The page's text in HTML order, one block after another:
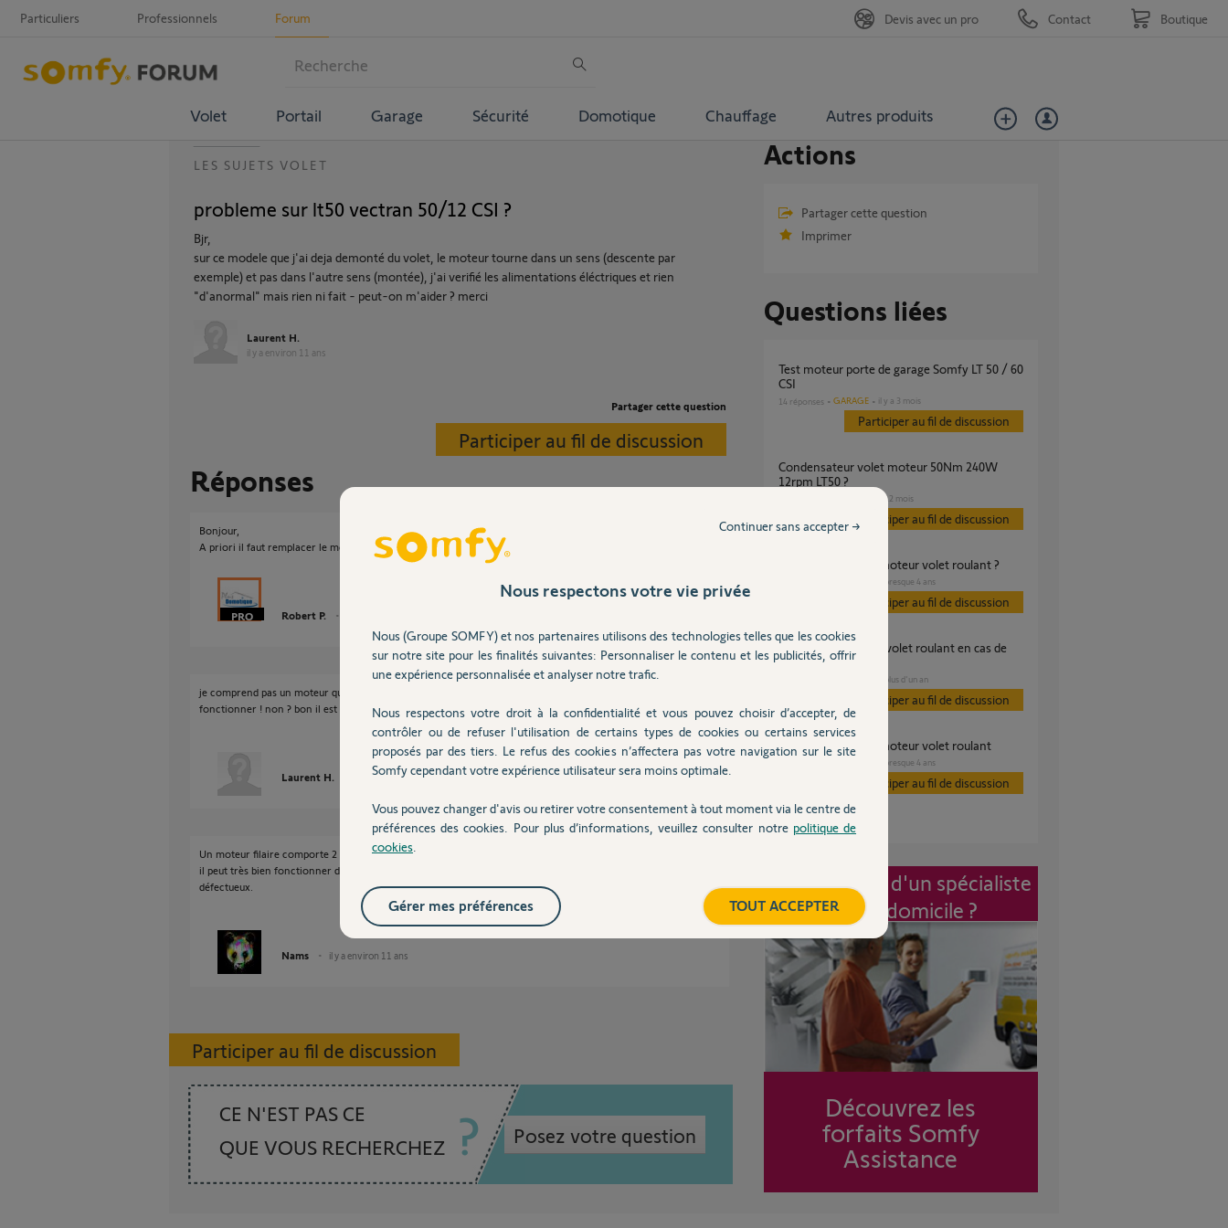
Particuliers Professionnels Forum
Volet Portail Garage Sécurité Domotique Chauffage Autres produits
Devis avec un pro Contact Boutique
LES SUJETS VOLET
probleme sur lt50 vectran 50/12 CSI ?
Bjr,
sur ce modele que j'ai deja demonté du volet, le moteur tourne dans un sens (descente par
exemple) et pas dans l'autre sens (montée), j'ai verifié les alimentations éléctriques et rien
"d'anormal" mais rien ni fait - peut-on m'aider ? merci
Laurent H.
il y a environ 11 ans
Partager cette question
Participer au fil de discussion
Réponses
Bonjour,
A priori il faut remplacer le moteur.
Robert P.
je comprend pas un moteur qui tourne dans un sens, le changement de polarité ne peut que
fonctionner ! non ? bon il est vrai que j'ai toujours été une quiche en électicité !
Laurent H. il y a environ 11 ans
Un moteur filaire comporte 2 phases: une pour la montée et l'autre pour la descente, donc
il peut très bien fonctionner dans un sens et pas dans l'autre. Il est donc probable qu'il soit
défectueux.
Nams il y a environ 11 ans
Participer au fil de discussion
CE N'EST PAS CE
QUE VOUS RECHERCHEZ
Posez votre question
Actions
Partager cette question
Imprimer
Questions liées
Test moteur porte de garage Somfy LT 50 / 60
CSI
14 réponses GARAGE il y a 3 mois
Participer au fil de discussion
Condensateur volet moteur 50Nm 240W
12rpm LT50 ?
il y a 12 mois
Participer au fil de discussion
Remplacement de moteur volet roulant ?
il y a presque 4 ans
Participer au fil de discussion
Quel dispositif pour volet roulant en cas de
panne électrique ?
il y a plus d'un an
Participer au fil de discussion
Remplacement de moteur volet roulant
il y a presque 4 ans
Participer au fil de discussion
Intervention d'un spécialiste
à mon domicile ?
Découvrez les
forfaits Somfy
Assistance
Nous respectons votre vie privée
Nous (Groupe SOMFY) et nos partenaires utilisons des technologies telles que les cookies
sur notre site pour les finalités suivantes: Personnaliser le contenu et les publicités, offrir
une expérience personnalisée et analyser notre trafic.
Nous respectons votre droit à la confidentialité et vous pouvez choisir d’accepter, de
contrôler ou de refuser l'utilisation de certains types de cookies ou certains services
proposés par des tiers. Le refus des cookies n’affectera pas votre navigation sur le site
Somfy cependant votre expérience utilisateur sera moins optimale.
Vous pouvez changer d'avis ou retirer votre consentement à tout moment via le centre de
préférences des cookies. Pour plus d’informations, veuillez consulter notre politique de
cookies
Continuer sans accepter →
TOUT ACCEPTER
Gérer mes préférences